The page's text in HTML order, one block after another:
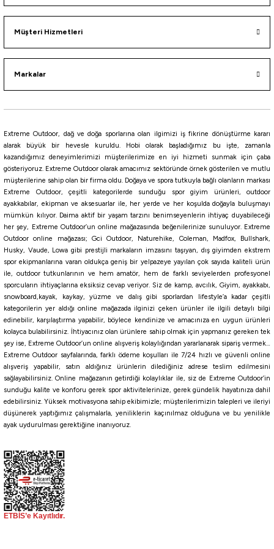
Havale ile 876,38 ₺
Yamashita
Yamashita Surf Yumizuno 40mm Mini Trol Sırtı Zokası
430,00₺
Havale ile 408,50 ₺
BH CRH KPH KVH PBH PH PPH PWH MBH
Yamashita Egi Oh F 3.0 9cm 15gr Kalamar Zokası
657,00₺
730,00₺
Havale ile 624,15 ₺
NMI RWP NEB NIY NIB NAJ NQS RWH RRH
RCT
%10
Yamashita
Yamashita Toto Sutte R WM95N 9.5Cm Glowlu Kalamar Zokası
513,00₺
570,00
F/BO F/BB
Fujin
Müşteri Hizmetleri
Markalar
Extreme Outdoor, dağ ve doğa sporlarına olan ilgimizi iş fikrine dönüştürme kararı
alarak büyük bir hevesle kuruldu. Hobi olarak başladığımız bu işte, zamanla
kazandığımız deneyimlerimizi müşterilerimize en iyi hizmeti sunmak için çaba
gösteriyoruz. Extreme Outdoor olarak amacımız sektöründe örnek gösterilen ve mutlu
müşterilerine sahip olan bir firma oldu. Doğaya ve spora tutkuyla bağlı olanların markası
Extreme Outdoor, çeşitli kategorilerde sunduğu spor giyim ürünleri, outdoor
ayakkabılar, ekipman ve aksesuarlar ile, her yerde ve her koşulda doğayla buluşmayı
mümkün kılıyor. Daima aktif bir yaşam tarzını benimseyenlerin ihtiyaç duyabileceği
her şey, Extreme Outdoor’un online mağazasında beğenilerinize sunuluyor. Extreme
Outdoor online mağazası; Gci Outdoor, Naturehike, Coleman, Madfox, Bullshark,
Husky, Vaude, Lowa gibi prestijli markaların imzasını taşıyan, dış giyimden ekstrem
spor ekipmanlarına varan oldukça geniş bir yelpazeye yayılan çok sayıda kaliteli ürün
ile, outdoor tutkunlarının ve hem amatör, hem de farklı seviyelerden profesyonel
sporcuların ihtiyaçlarına eksiksiz cevap veriyor. Siz de kamp, avcılık, Giyim, ayakkabı,
snowboard,kayak, kaykay, yüzme ve dalış gibi sporlardan lifestyle’a kadar çeşitli
kategorilerin yer aldığı online mağazada ilginizi çeken ürünler ile ilgili detaylı bilgi
edinebilir, karşılaştırma yapabilir, böylece kendinize ve amacınıza en uygun ürünleri
kolayca bulabilirsiniz. İhtiyacınız olan ürünlere sahip olmak için yapmanız gereken tek
şey ise, Extreme Outdoor’un online alışveriş kolaylığından yararlanarak sipariş vermek…
Extreme Outdoor sayfalarında, farklı ödeme koşulları ile 7/24 hızlı ve güvenli online
alışveriş yapabilir, satın aldığınız ürünlerin dilediğiniz adrese teslim edilmesini
sağlayabilirsiniz. Online mağazanın getirdiği kolaylıklar ile, siz de Extreme Outdoor’in
sunduğu kalite ve konforu gerek spor aktivitelerinize, gerek gündelik hayatınıza dahil
edebilirsiniz. Yüksek motivasyona sahip ekibimizle; müşterilerimizin talepleri ve ileriyi
düşünerek yaptığımız çalışmalarla, yeniliklerin kaçınılmaz olduğuna ve bu yenilikle
ayak uydurulması gerektiğine inanıyoruz.